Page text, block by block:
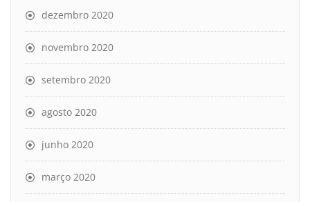
dezembro 2020
novembro 2020
setembro 2020
agosto 2020
junho 2020
março 2020